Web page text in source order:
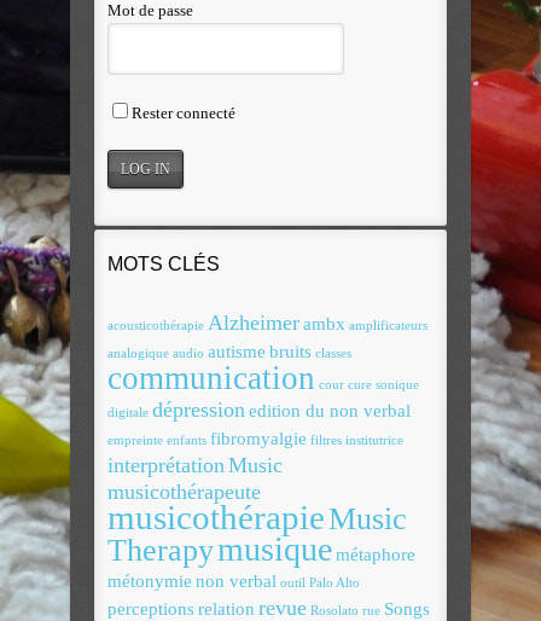
Mot de passe
Rester connecté
MOTS CLÉS
acousticothérapie Alzheimerambx amplificateurs
analogique audio autisme bruits classes
communication cour cure sonique
digitale dépressionedition du non verbal
empreinte enfants fibromyalgie filtres institutrice
interprétationMusic
musicothérapeute
musicothérapieMusic
Therapymusiquemétaphore
métonymie non verbal outil Palo Alto
perceptionsrelation revue Rosolato rue Songs